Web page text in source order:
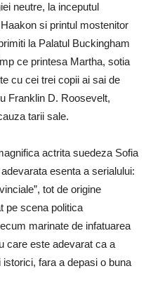
neutre, la inceputul
si printul mostenitor
la Palatul Buckingham
ce printesa Martha, sotia
cu cei trei copii ai sai de
Franklin D. Roosevelt,
tarii sale.
actrita suedeza Sofia
esenta a serialului:
tot de origine
pe scena politica
marinate de infatuarea
care este adevarat ca a
fara a depasi o buna